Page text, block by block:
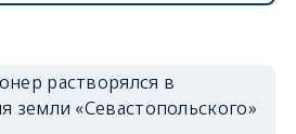
растворялся в
земли «Севастопольского»